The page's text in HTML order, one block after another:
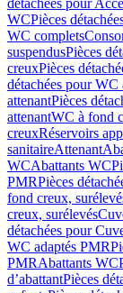
détachées pour
WCPièces
WC complets
suspendusPièces
creuxPièces
détachées pour WC
attenantPièces
attenantWC à fond
creuxRéservoirs
sanitaireAttenant
WCAbattants WC
PMRPièces
fond creux,
creux, surélevés
détachées pour
WC adaptés PMR
PMRAbattants WC
d’abattantPièces